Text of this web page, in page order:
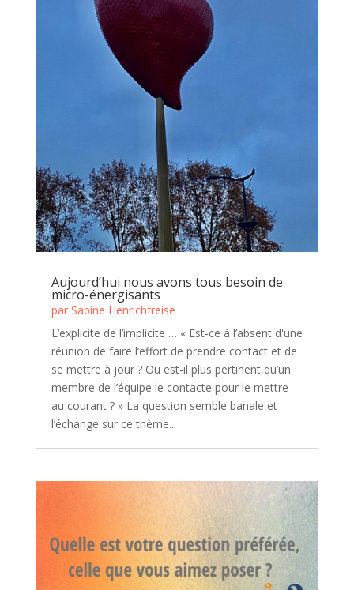
Aujourd’hui nous avons tous besoin de
micro-énergisants
par Sabine Henrichfreise
L’explicite de l’implicite … « Est-ce à l’absent d'une
réunion de faire l’effort de prendre contact et de
se mettre à jour ? Ou est-il plus pertinent qu’un
membre de l’équipe le contacte pour le mettre
au courant ? » La question semble banale et
l’échange sur ce thème...